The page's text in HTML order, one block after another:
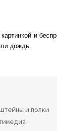
и
дождь.
и полки